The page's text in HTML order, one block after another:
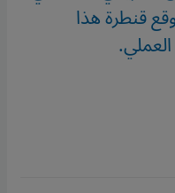
قنطرة هذا